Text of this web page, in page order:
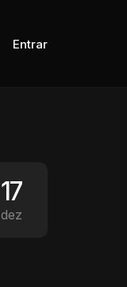
Entrar
17
dez